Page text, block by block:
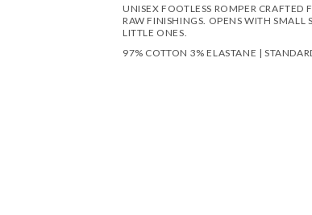
UNISEX FOOTLESS ROMPER CRAFTED
RAW FINISHINGS. OPENS WITH SMALL
LITTLE ONES.
97% COTTON 3% ELASTANE |